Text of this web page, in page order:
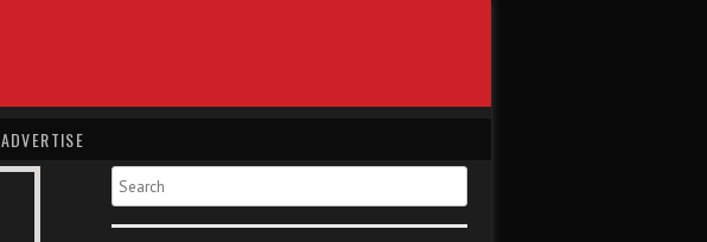
ADVERTISE
Search